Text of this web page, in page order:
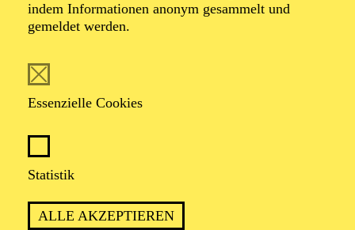
indem Informationen anonym gesammelt und
gemeldet werden.
Essenzielle Cookies
Statistik
ALLE AKZEPTIEREN
studierte Klavier, Dirigieren, Gesang und Tonsatz an
der Musikhochschule Köln. Er war Musikalischer
Nights", "Das Mädchen Rosemarie", "Cats", "Kiss me,
Kate", "Jesus Christ Superstar", "Saturday Night
Fever", "Spamalot", "Chess", "Die 10 Gebote", "Kein